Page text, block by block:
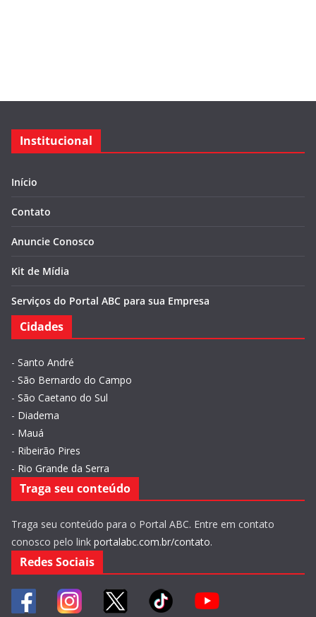
Institucional
Início
Contato
Anuncie Conosco
Kit de Mídia
Serviços do Portal ABC para sua Empresa
Cidades
- Santo André
- São Bernardo do Campo
- São Caetano do Sul
- Diadema
- Mauá
- Ribeirão Pires
- Rio Grande da Serra
Traga seu conteúdo
Traga seu conteúdo para o Portal ABC. Entre em contato
conosco pelo link portalabc.com.br/contato.
Redes Sociais